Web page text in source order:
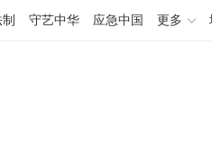
守艺中华 应急中国 更多